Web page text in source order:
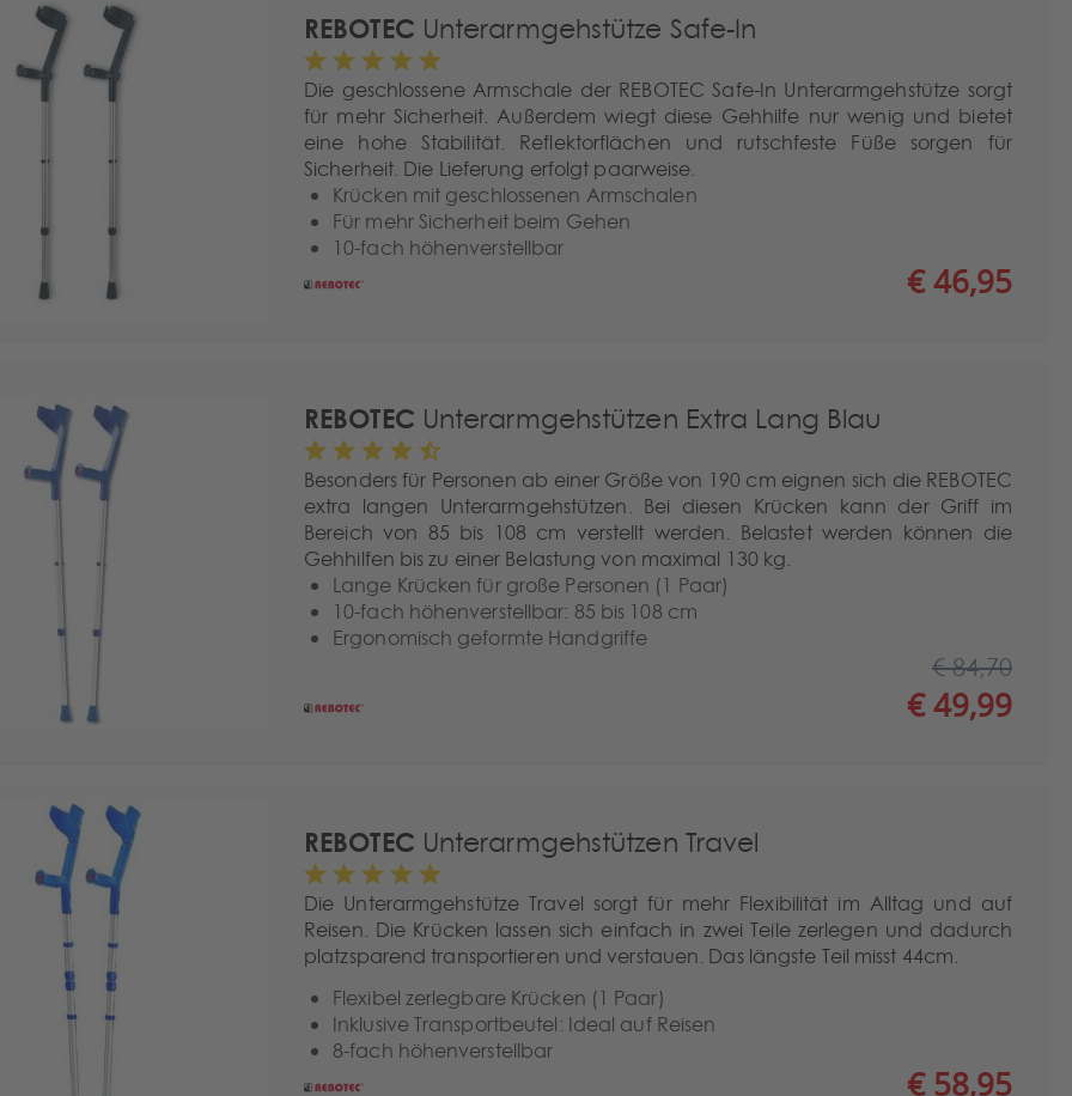
REBOTEC Unterarmgehstütze Safe-In
Die geschlossene Armschale der REBOTEC Safe-In Unterarmgehstütze sorgt
für mehr Sicherheit. Außerdem wiegt diese Gehhilfe nur wenig und bietet
eine hohe Stabilität. Reflektorflächen und rutschfeste Füße sorgen für
Sicherheit. Die Lieferung erfolgt paarweise.
Krücken mit geschlossenen Armschalen
Für mehr Sicherheit beim Gehen
10-fach höhenverstellbar
€ 46,95
REBOTEC Unterarmgehstützen Extra Lang Blau
Besonders für Personen ab einer Größe von 190 cm eignen sich die REBOTEC
extra langen Unterarmgehstützen. Bei diesen Krücken kann der Griff im
Bereich von 85 bis 108 cm verstellt werden. Belastet werden können die
Gehhilfen bis zu einer Belastung von maximal 130 kg.
Lange Krücken für große Personen (1 Paar)
10-fach höhenverstellbar: 85 bis 108 cm
Ergonomisch geformte Handgriffe
€ 49,99
€ 84,70
REBOTEC Unterarmgehstützen Travel
Die Unterarmgehstütze Travel sorgt für mehr Flexibilität im Alltag und auf
Reisen. Die Krücken lassen sich einfach in zwei Teile zerlegen und dadurch
platzsparend transportieren und verstauen. Das längste Teil misst 44cm.
Flexibel zerlegbare Krücken (1 Paar)
Inklusive Transportbeutel: Ideal auf Reisen
8-fach höhenverstellbar
€ 58,95